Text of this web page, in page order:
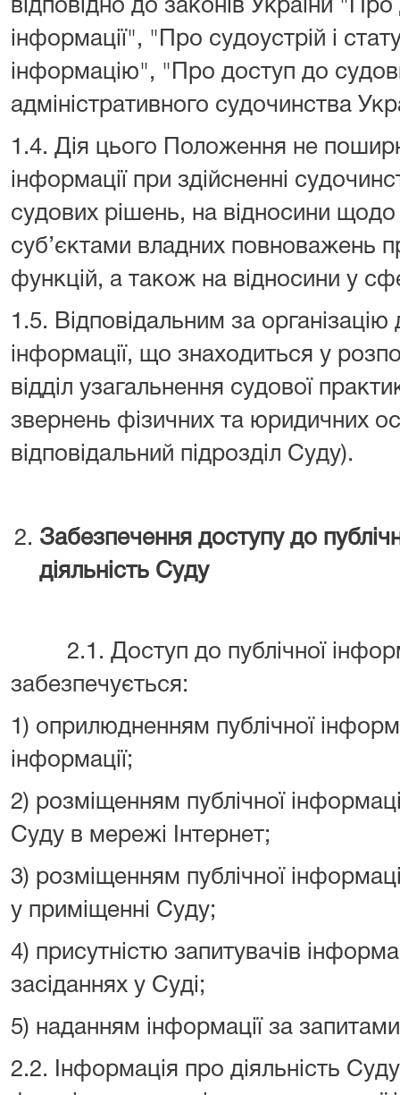
відповідно до законів України "Про
інформації", "Про судоустрій і
інформацію", "Про доступ до
адміністративного судочинства
1.4. Дія цього Положення не
інформації при здійсненні
судових рішень, на відносини
суб’єктами владних повноважень
функцій, а також на відносини у
1.5. Відповідальним за організацію
інформації, що знаходиться у
відділ узагальнення судової
звернень фізичних та юридичних
відповідальний підрозділ Суду).
Забезпечення доступу до
діяльність Суду
2.1. Доступ до публічної
забезпечується:
1) оприлюдненням публічної
інформації;
2) розміщенням публічної
Суду в мережі Інтернет;
3) розміщенням публічної
у приміщенні Суду;
4) присутністю запитувачів
засіданнях у Суді;
5) наданням інформації за
2.2. Інформація про діяльність